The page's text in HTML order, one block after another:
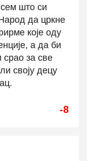
што си
да цркне
које оду
а да би
срао за све
своју децу
-8